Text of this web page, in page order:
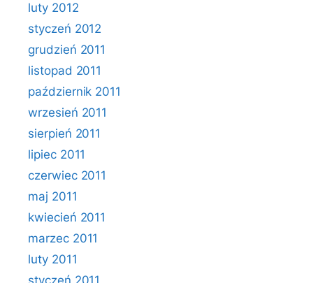
luty 2012
styczeń 2012
grudzień 2011
listopad 2011
październik 2011
wrzesień 2011
sierpień 2011
lipiec 2011
czerwiec 2011
maj 2011
kwiecień 2011
marzec 2011
luty 2011
styczeń 2011